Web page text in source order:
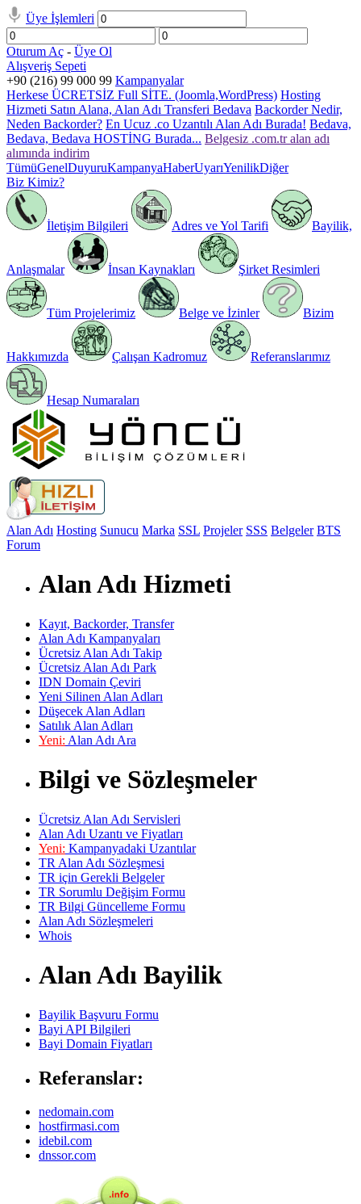
Üye İşlemleri
Oturum Aç - Üye Ol
Alışveriş Sepeti
+90 (216) 99 000 99 Kampanyalar
Herkese ÜCRETSİZ Full SİTE. (Joomla,WordPress) Hosting
Hizmeti Satın Alana, Alan Adı Transferi Bedava Backorder Nedir,
Neden Backorder? En Ucuz .co Uzantılı Alan Adı Burada! Bedava,
Bedava, Bedava HOSTİNG Burada... Belgesiz .com.tr alan adı
alımında indirim
TümüGenelDuyuruKampanyaHaberUyarıYenilikDiğer
Biz Kimiz?
İletişim Bilgileri Adres ve Yol Tarifi Bayilik,
Anlaşmalar İnsan Kaynakları Şirket Resimleri
Tüm Projelerimiz Belge ve İzinler Bizim
Hakkımızda Çalışan Kadromuz Referanslarımız
Hesap Numaraları
Alan Adı Hosting Sunucu Marka SSL Projeler SSS Belgeler BTS
Forum
Alan Adı Hizmeti
Kayıt, Backorder, Transfer
Alan Adı Kampanyaları
Ücretsiz Alan Adı Takip
Ücretsiz Alan Adı Park
IDN Domain Çeviri
Yeni Silinen Alan Adları
Düşecek Alan Adları
Satılık Alan Adları
Yeni: Alan Adı Ara
Bilgi ve Sözleşmeler
Ücretsiz Alan Adı Servisleri
Alan Adı Uzantı ve Fiyatları
Yeni: Kampanyadaki Uzantılar
TR Alan Adı Sözleşmesi
TR için Gerekli Belgeler
TR Sorumlu Değişim Formu
TR Bilgi Güncelleme Formu
Alan Adı Sözleşmeleri
Whois
Alan Adı Bayilik
Bayilik Başvuru Formu
Bayi API Bilgileri
Bayi Domain Fiyatları
Referanslar:
nedomain.com
hostfirmasi.com
idebil.com
dnssor.com